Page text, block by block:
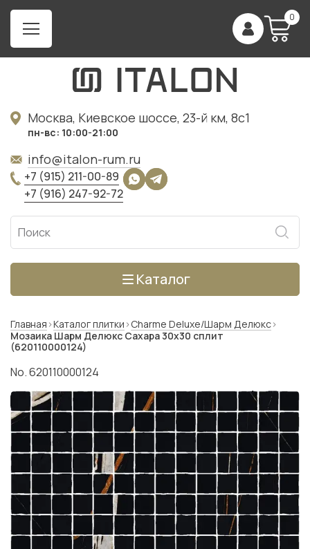
0
Москва, Киевское шоссе, 23-й км, 8с1
пн-вс: 10:00-21:00
info@italon-rum.ru
+7 (915) 211-00-89
+7 (916) 247-92-72
Каталог
Главная Каталог плитки Charme Deluxe/Шарм Делюкс
Мозаика Шарм Делюкс Саxара 30x30 сплит
(620110000124)
No. 620110000124